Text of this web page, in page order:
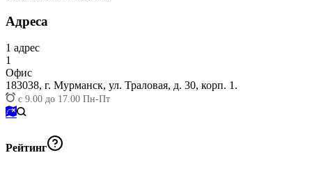
Адреса
1 адрес
1
Офис
183038, г. Мурманск, ул. Траловая, д. 30, корп. 1.
с 9.00 до 17.00 Пн-Пт
Рейтинг